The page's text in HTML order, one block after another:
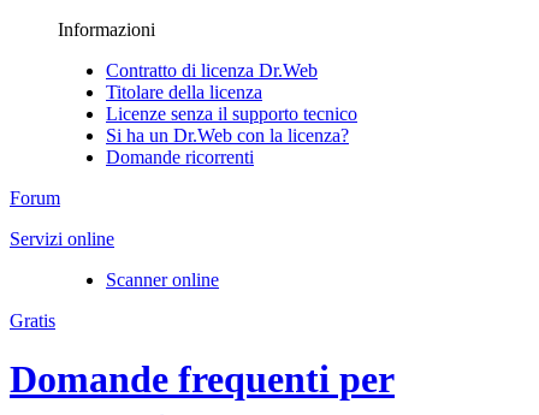
Informazioni
Contratto di licenza Dr.Web
Titolare della licenza
Licenze senza il supporto tecnico
Si ha un Dr.Web con la licenza?
Domande ricorrenti
Forum
Servizi online
Scanner online
Gratis
Domande frequenti per